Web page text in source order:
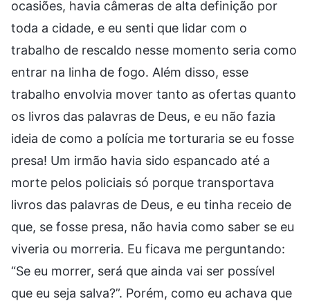
ocasiões, havia câmeras de alta definição por
toda a cidade, e eu senti que lidar com o
trabalho de rescaldo nesse momento seria como
entrar na linha de fogo. Além disso, esse
trabalho envolvia mover tanto as ofertas quanto
os livros das palavras de Deus, e eu não fazia
ideia de como a polícia me torturaria se eu fosse
presa! Um irmão havia sido espancado até a
morte pelos policiais só porque transportava
livros das palavras de Deus, e eu tinha receio de
que, se fosse presa, não havia como saber se eu
viveria ou morreria. Eu ficava me perguntando:
“Se eu morrer, será que ainda vai ser possível
que eu seja salva?”. Porém, como eu achava que